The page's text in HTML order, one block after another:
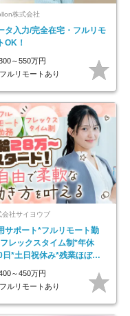
株式会社
タ入力/完全在宅・フルリモ
OK！
～550万円
フルリモートあり
会社サイヨウブ
サポート*フルリモート勤
レックスタイム制*年休
日*土日祝休み*残業ほぼな
児中社員8割以上
～450万円
フルリモートあり